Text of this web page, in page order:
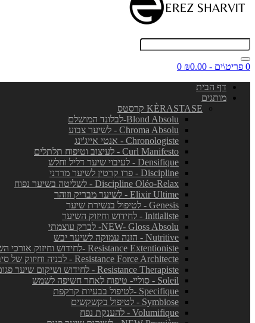
0 פריט\ים - ₪0.00
0
דף הבית
מותגים
KÈRASTASE קרסטס
Blond Absolu-לבלונד המושלם
Chroma Absolu - לשיער צבוע
Chronologiste - אנטי אייג'ינג
Curl Manifesto - לעיצוב וטיפוח תלתלים
Densifique - לעיבוי שיער דליל וחלש
Discipline - פרו קרטין לשיער מרדני
Discipline Oléo-Relax - לשליטה בשיער נפוח
Elixir Ultime - לשיער מבריק וזוהר
Genesis - לטיפול בנשירת שיער
Initialiste - לחידוש וחיזוק השיער
NEW- Gloss Absolu- לברק עוצמתי
Nutritive - הזנה עמוקה לשיער יבש
Resistance Extentioniste -לחידוש וחיזוק אורכי השיער
Resistance Force Architecte - לבניה וחיזוק של סיבי השיער
Resistance Therapiste - לחידוש ושיקום שיער פגום מאד
Soleil - סוליי- טיפוח לאחר חשיפה לשמש
Specifique -לטיפול בבעיות קרקפת
Symbiose - לטיפול בקשקשים
Volumifique - להענקת נפח